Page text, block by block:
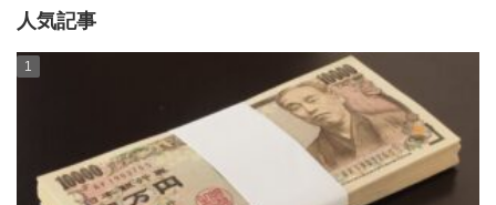
人気記事